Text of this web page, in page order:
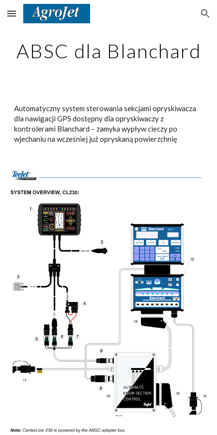
Skip to main content Skip to navigation
ABSC dla Blanchard
Automatyczny system sterowania sekcjami opryskiwacza
dla nawigacji GPS dostępny dla opryskiwaczy z
kontrolerami Blanchard – zamyka wypływ cieczy po
wjechaniu na wcześniej już opryskaną powierzchnię